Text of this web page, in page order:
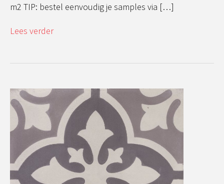
m2 TIP: bestel eenvoudig je samples via […]
Lees verder